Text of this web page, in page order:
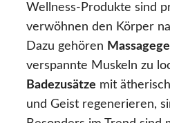
Wellness-Produkte sind
verwöhnen den Körper
Dazu gehören
verspannte Muskeln zu
Badezusätze mit
und Geist regenerieren,